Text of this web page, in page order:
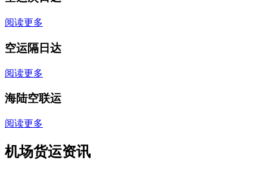
阅读更多
空运隔日达
阅读更多
海陆空联运
阅读更多
机场货运资讯